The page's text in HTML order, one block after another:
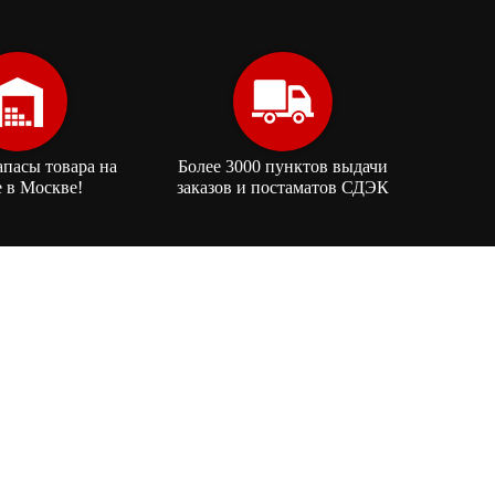
товара на
в Москве!
Более 3000 пунктов выдачи
заказов и постаматов СДЭК